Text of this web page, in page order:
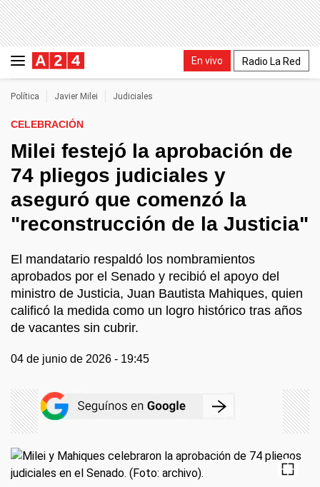
En vivo Radio La Red
Política Javier Milei Judiciales
CELEBRACIÓN
Milei festejó la aprobación de
74 pliegos judiciales y
aseguró que comenzó la
"reconstrucción de la Justicia"
El mandatario respaldó los nombramientos
aprobados por el Senado y recibió el apoyo del
ministro de Justicia, Juan Bautista Mahiques, quien
calificó la medida como un logro histórico tras años
de vacantes sin cubrir.
04 de junio de 2026 - 19:45